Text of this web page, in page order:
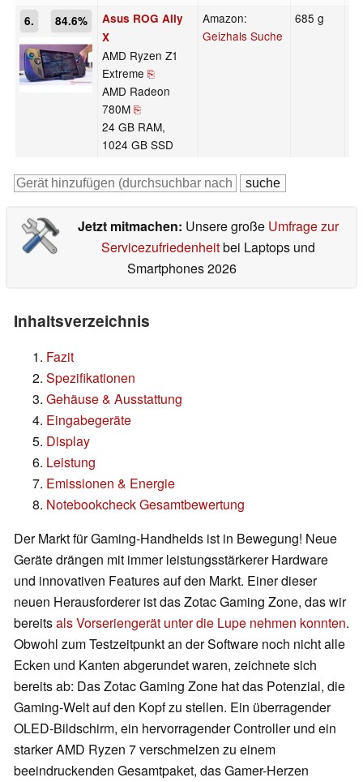
6. 84.6%
Asus ROG Ally
X
AMD Ryzen Z1
Extreme ⎘
AMD Radeon
780M ⎘
24 GB RAM,
1024 GB SSD
Amazon:
Geizhals Suche
685 g
Jetzt mitmachen: Unsere große Umfrage zur
Servicezufriedenheitbei Laptops und
Smartphones 2026
Inhaltsverzeichnis
Fazit
Spezifikationen
Gehäuse & Ausstattung
Eingabegeräte
Display
Leistung
Emissionen & Energie
Notebookcheck Gesamtbewertung
Der Markt für Gaming-Handhelds ist in Bewegung! Neue
Geräte drängen mit immer leistungsstärkerer Hardware
und innovativen Features auf den Markt. Einer dieser
neuen Herausforderer ist das Zotac Gaming Zone, das wir
bereitsals Vorseriengerät unter die Lupe nehmen konnten.
Obwohl zum Testzeitpunkt an der Software noch nicht alle
Ecken und Kanten abgerundet waren, zeichnete sich
bereits ab: Das Zotac Gaming Zone hat das Potenzial, die
Gaming-Welt auf den Kopf zu stellen. Ein überragender
OLED-Bildschirm, ein hervorragender Controller und ein
starker AMD Ryzen 7 verschmelzen zu einem
beeindruckenden Gesamtpaket, das Gamer-Herzen